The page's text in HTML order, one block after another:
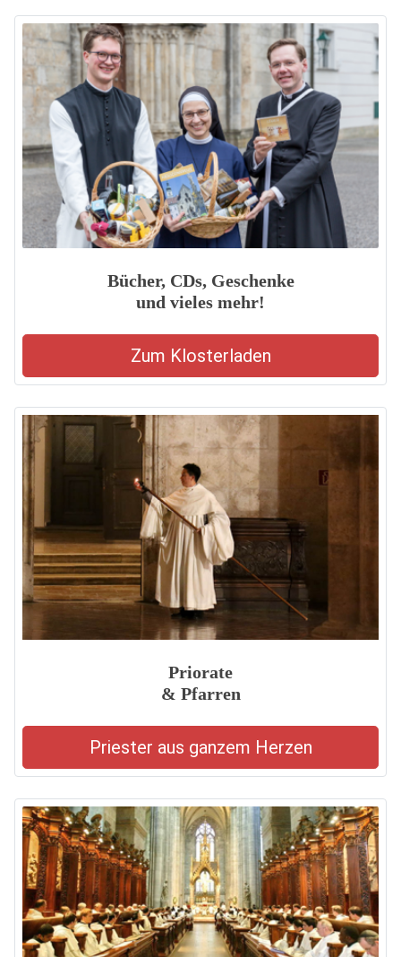
Bücher, CDs, Geschenke
und vieles mehr!
Zum Klosterladen
Priorate
& Pfarren
Priester aus ganzem Herzen